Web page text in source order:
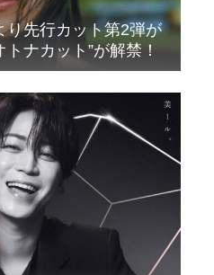
り先行カット第2弾が
ナカット”が解禁！